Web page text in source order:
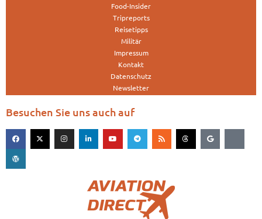
Food-Insider
Tripreports
Reisetipps
Militär
Impressum
Kontakt
Datenschutz
Newsletter
Besuchen Sie uns auch auf